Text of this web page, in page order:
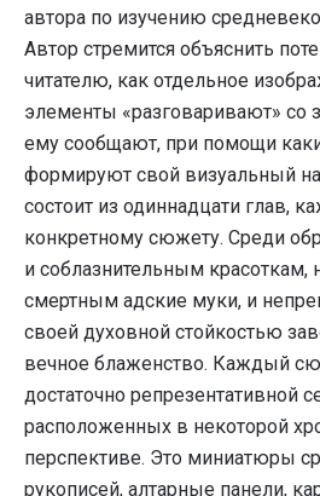
автора по изучению
Автор стремится объяснить
читателю, как отдельное
элементы «разговаривают» со
ему сообщают, при помощи
формируют свой визуальный
состоит из одиннадцати глав,
конкретному сюжету. Среди
и соблазнительным
смертным адские муки, и
своей духовной стойкостью
вечное блаженство. Каждый
достаточно репрезентативной
расположенных в некоторой
перспективе. Это миниатюры
рукописей, алтарные панели,